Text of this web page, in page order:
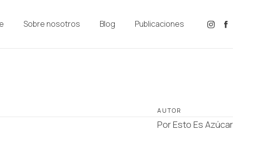
Sobre nosotros Blog Publicaciones
AUTOR
Por Esto Es Azúcar